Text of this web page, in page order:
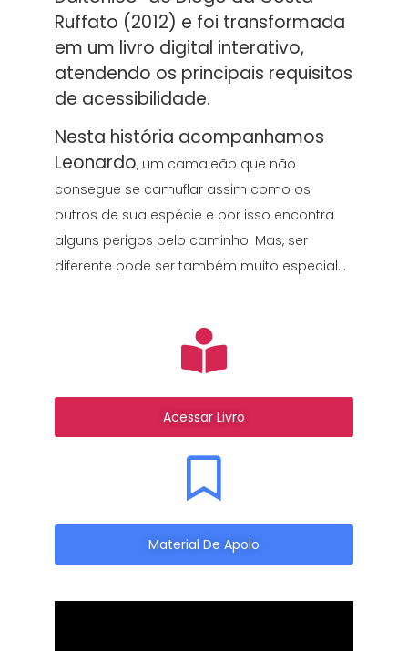
Ruffato (2012) e foi transformada
em um livro digital interativo,
atendendo os principais requisitos
de acessibilidade.
Nesta história acompanhamos
Leonardo, um camaleão que não
consegue se camuflar assim como os
outros de sua espécie e por isso encontra
alguns perigos pelo caminho. Mas, ser
diferente pode ser também muito especial…
Acessar Livro
Material De Apoio